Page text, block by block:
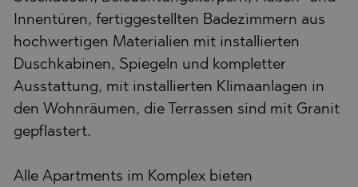
Innentüren, fertiggestellten Badezimmern aus
hochwertigen Materialien mit installierten
Duschkabinen, Spiegeln und kompletter
Ausstattung, mit installierten Klimaanlagen in
den Wohnräumen, die Terrassen sind mit Granit
gepflastert.
Alle Apartments im Komplex bieten